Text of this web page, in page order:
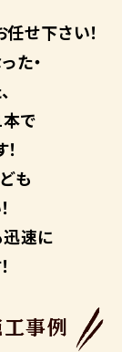
任せ下さい！
た・
で
も
迅速に